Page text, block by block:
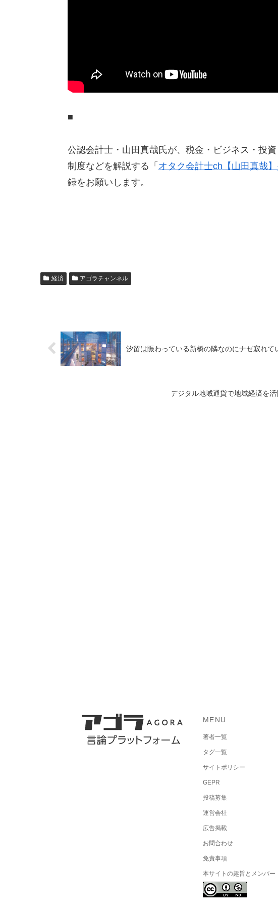
■
公認会計士・山田真哉氏が、税金・ビジネス・投
制度などを解説する「 オタク会計士ch【山田真哉
録をお願いします。
経済 アゴラチャンネル
汐留は賑わっている新橋の隣なのにナゼ寂れて
デジタル地域通貨で地域経済を
MENU
著者一覧
タグ一覧
サイトポリシー
GEPR
投稿募集
運営会社
広告掲載
お問合わせ
免責事項
本サイトの趣旨とメンバー